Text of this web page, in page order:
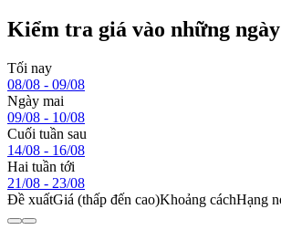
Kiểm tra giá vào những
Tối nay
08/08 - 09/08
Ngày mai
09/08 - 10/08
Cuối tuần sau
14/08 - 16/08
Hai tuần tới
21/08 - 23/08
Đề xuấtGiá (thấp đến cao)Khoảng cáchHạng